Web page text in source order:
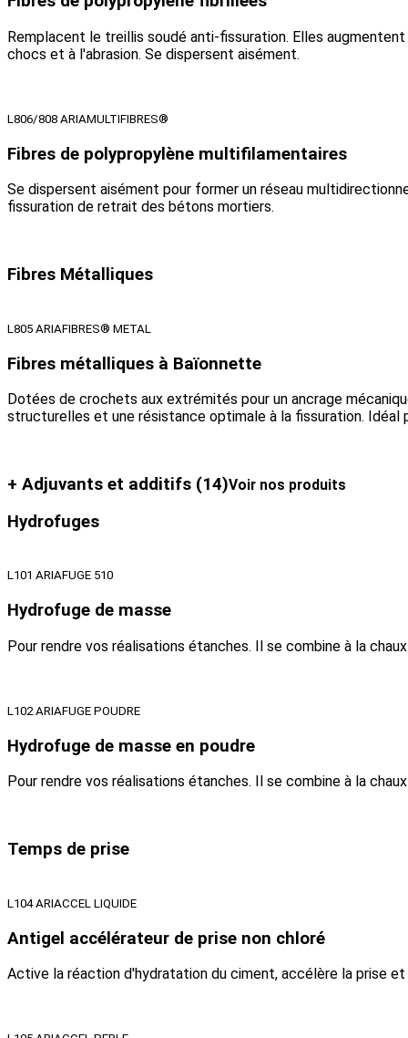
Remplacent le treillis soudé anti-fissuration. Elles
chocs et à l'abrasion. Se dispersent aisément.
L806/808 ARIAMULTIFIBRES®
Fibres de polypropylène multifilamentaires
Se dispersent aisément pour former un réseau
fissuration de retrait des bétons mortiers.
Fibres Métalliques
L805 ARIAFIBRES® METAL
Fibres métalliques à Baïonnette
Dotées de crochets aux extrémités pour un ancrage
structurelles et une résistance optimale à la fissuration. Idéal
+ Adjuvants et additifs (14)Voir nos produits
Hydrofuges
L101 ARIAFUGE 510
Hydrofuge de masse
Pour rendre vos réalisations étanches. Il se combine à la
L102 ARIAFUGE POUDRE
Hydrofuge de masse en poudre
Pour rendre vos réalisations étanches. Il se combine à la
Temps de prise
L104 ARIACCEL LIQUIDE
Antigel accélérateur de prise non chloré
Active la réaction d'hydratation du ciment, accélère la prise